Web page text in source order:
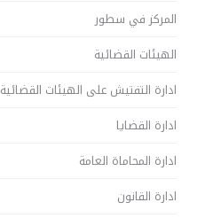
المركز في سطور
الهيئات القضائية
ادارة التفتيش على الهيئات القضائية
ادارة القضايا
ادارة المحاماة العامة
ادارة القانون